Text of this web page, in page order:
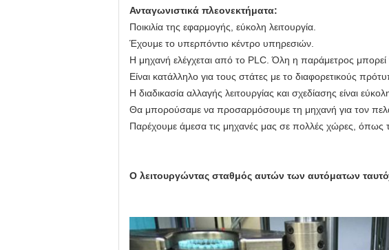
Ανταγωνιστικά πλεονεκτήματα:
Ποικιλία της εφαρμογής, εύκολη λειτουργία.
Έχουμε το υπερπόντιο κέντρο υπηρεσιών.
Η μηχανή ελέγχεται από το PLC. Όλη η παράμετρος μπορεί
Είναι κατάλληλο για τους στάτες με το διαφορετικούς
Η διαδικασία αλλαγής λειτουργίας και σχεδίασης είναι
Θα μπορούσαμε να προσαρμόσουμε τη μηχανή για τον
Παρέχουμε άμεσα τις μηχανές μας σε πολλές χώρες, όπως
Ο λειτουργώντας σταθμός αυτών των αυτόματων